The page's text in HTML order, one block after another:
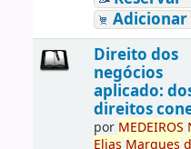
Adicionar
Direito dos
negócios
aplicado:
direitos
por MEDEIROS
Elias Marques